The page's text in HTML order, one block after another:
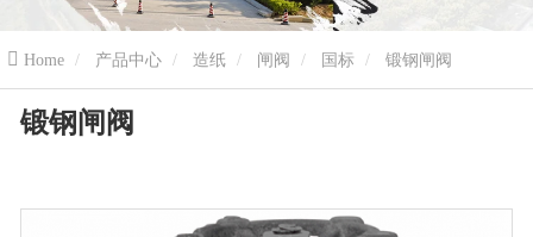
Home 产品中心 造纸 闸阀 国标 锻钢闸阀
锻钢闸阀